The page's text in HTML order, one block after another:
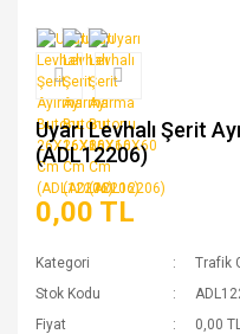
Uyarı Levhalı Şerit
(ADL12206)
0,00 TL
Kategori Trafik
Stok Kodu
Fiyat
0,00